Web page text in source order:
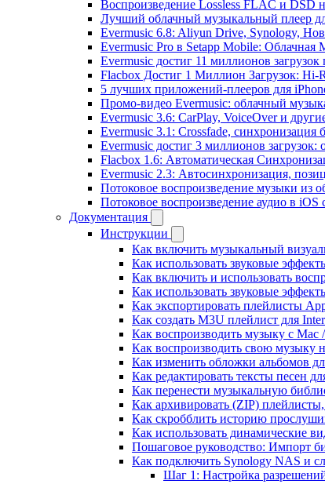
Воспроизведение Lossless FLAC и DSD
Лучший облачный музыкальный плеер
Evermusic 6.8: Aliyun Drive, Synology,
Evermusic Pro в Setapp Mobile: Облачная
Evermusic достиг 11 миллионов
Flacbox Достиг 1 Миллион Загрузок: Hi-
5 лучших приложений-плееров для
Промо-видео Evermusic: облачный
Evermusic 3.6: CarPlay, VoiceOver и
Evermusic 3.1: Crossfade, синхронизация
Evermusic достиг 3 миллионов загрузок:
Flacbox 1.6: Автоматическая
Evermusic 2.3: Автосинхронизация,
Потоковое воспроизведение музыки из
Потоковое воспроизведение аудио в iOS
Документация
Инструкции
Как включить музыкальный
Как использовать звуковые
Как включить и использовать
Как использовать звуковые
Как экспортировать плейлисты
Как создать M3U плейлист для
Как воспроизводить музыку с
Как воспроизводить свою музыку
Как изменить обложки альбомов
Как редактировать тексты песен
Как перенести музыкальную
Как архивировать (ZIP)
Как скробблить историю
Как использовать динамические
Пошаговое руководство: Импорт
Как подключить Synology NAS и
Шаг 1: Настройка